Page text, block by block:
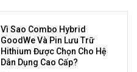
Vì Sao Combo Hybrid
GoodWe Và Pin Lưu Trữ
Hithium Được Chọn Cho Hệ
Dân Dụng Cao Cấp?